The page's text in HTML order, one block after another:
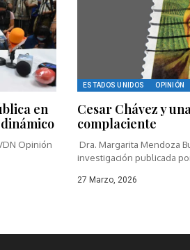
en
Opinión
ESTADOS UNIDOS OPINIÓN
Cesar Chávez y
complaciente
Dra. Margarita Mendoza
investigación publicada
27 Marzo, 2026